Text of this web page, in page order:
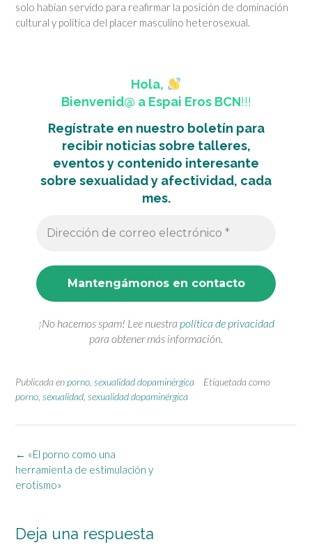
solo habían servido para reafirmar la posición de dominación
cultural y política del placer masculino heterosexual.
Hola,
Bienvenid@ a Espai Eros BCN!!!
Regístrate en nuestro boletín para
recibir noticias sobre talleres,
eventos y contenido interesante
sobre sexualidad y afectividad, cada
mes.
¡No hacemos spam! Lee nuestra política de privacidad
para obtener más información.
Publicada enporno, sexualidad dopaminérgica
Etiquetada como
porno, sexualidad, sexualidad dopaminérgica
Navegación
de
la
← «El porno como una
herramienta de estimulación y
erotismo»
Deja una respuesta